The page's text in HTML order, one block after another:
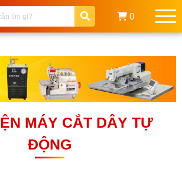
0
MÁY CẮT DÂY TỰ
ĐỘNG